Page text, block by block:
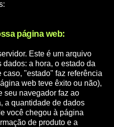
página web:
Este é um arquivo
a hora, o estado da
"estado" faz referência
web teve êxito ou não),
seu navegador faz ao
a quantidade de dados
você chegou à página
de produto e a